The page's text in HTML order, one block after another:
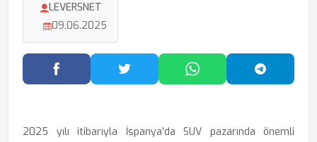
LEVERSNET
09.06.2025
Facebook'ta PaylaşTwitter'da PaylaşWhatsApp'ta Paylaş
2025 yılı itibarıyla İspanya'da SUV pazarında önemli